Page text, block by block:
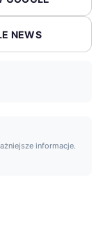
NEWS
informacje.